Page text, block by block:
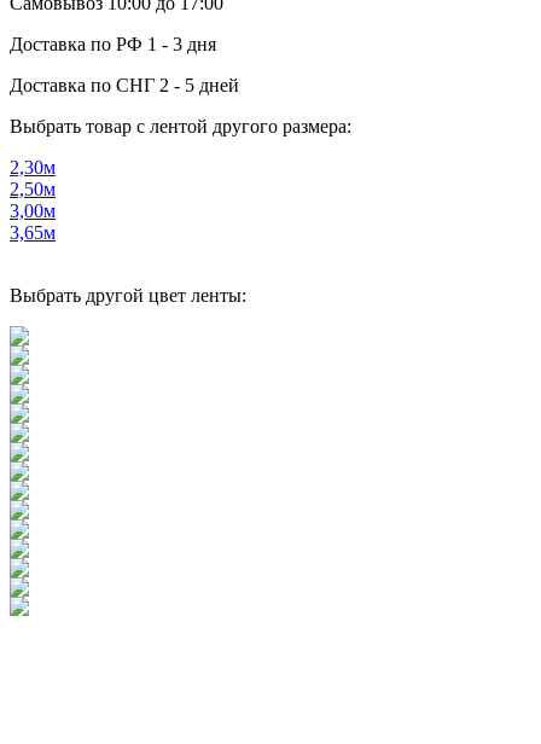
Доставка по РФ 1 - 3 дня
Доставка по СНГ 2 - 5 дней
Выбрать товар с лентой другого размера:
2,30м
2,50м
3,00м
3,65м
Выбрать другой цвет ленты: